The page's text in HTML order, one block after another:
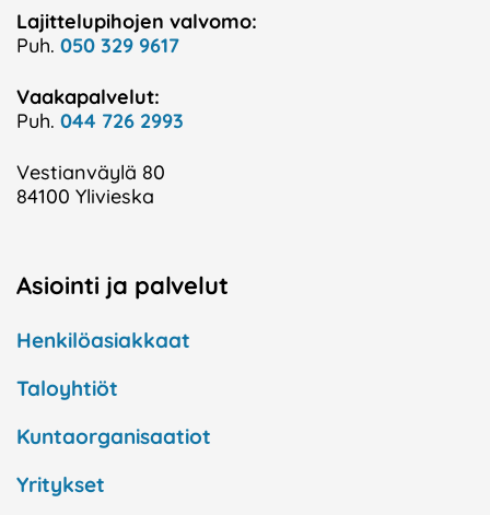
Lajittelupihojen valvomo:
Puh. 050 329 9617
Vaakapalvelut:
Puh. 044 726 2993
Vestianväylä 80
84100 Ylivieska
Asiointi ja palvelut
Henkilöasiakkaat
Taloyhtiöt
Kuntaorganisaatiot
Yritykset